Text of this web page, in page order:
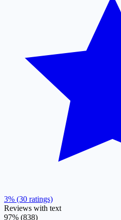
3% (30 ratings)
Reviews with text
97% (838)